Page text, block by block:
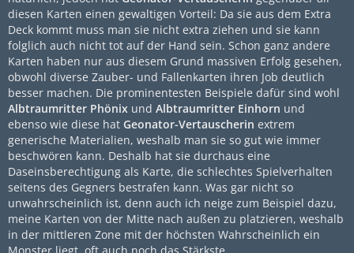
diesen Karten einen gewaltigen Vorteil: Da sie aus dem Extra
Deck kommt muss man sie nicht extra ziehen und sie kann
folglich auch nicht tot auf der Hand sein. Schon ganz andere
Karten haben nur aus diesem Grund massiven Erfolg gesehen,
obwohl diverse Zauber- und Fallenkarten ihren Job deutlich
besser machen. Die prominentesten Beispiele dafür sind wohl
Albtraumritter Phönix und Albtraumritter Einhorn und
ebenso wie diese hat Geonator-Vertauscherin extrem
generische Materialien, weshalb man sie so gut wie immer
beschwören kann. Deshalb hat sie durchaus eine
Daseinsberechtigung als Karte, die schlechtes Spielverhalten
seitens des Gegners bestrafen kann. Was gar nicht so
unwahrscheinlich ist, denn auch ich neige zum Beispiel dazu,
meine Karten von der Mitte nach außen zu platzieren, weshalb
in der mittleren Zone mit der höchsten Wahrscheinlich ein
Monster liegt, oft auch noch das Stärkste.